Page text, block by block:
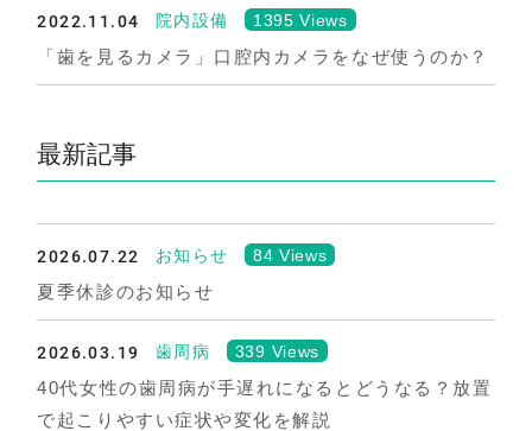
2022.11.04 院内設備 1395 Views
「歯を見るカメラ」口腔内カメラをなぜ使うのか？
最新記事
2026.07.22 お知らせ 84 Views
夏季休診のお知らせ
2026.03.19 歯周病 339 Views
40代女性の歯周病が手遅れになるとどうなる？放置
で起こりやすい症状や変化を解説